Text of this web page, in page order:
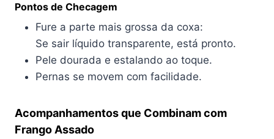
Pontos de Checagem
Fure a parte mais grossa da coxa:
Se sair líquido transparente, está pronto.
Pele dourada e estalando ao toque.
Pernas se movem com facilidade.
Acompanhamentos que Combinam com
Frango Assado